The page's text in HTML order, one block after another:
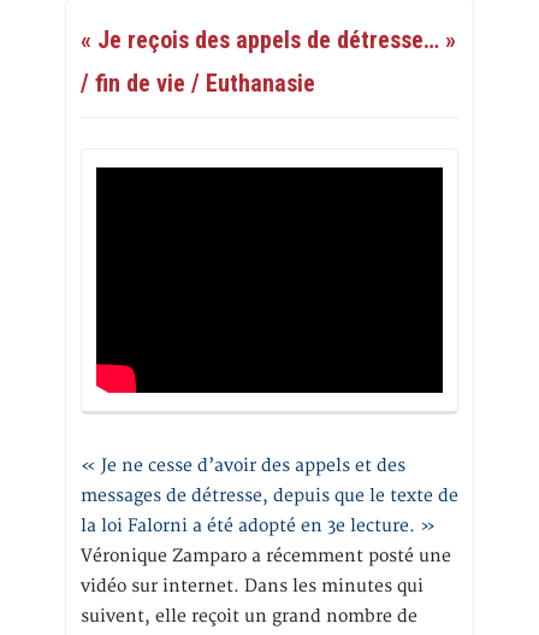
« Je reçois des appels de détresse… »
/ fin de vie / Euthanasie
« Je ne cesse d’avoir des appels et des
messages de détresse, depuis que le texte de
la loi Falorni a été adopté en 3e lecture. »
Véronique Zamparo a récemment posté une
vidéo sur internet. Dans les minutes qui
suivent, elle reçoit un grand nombre de